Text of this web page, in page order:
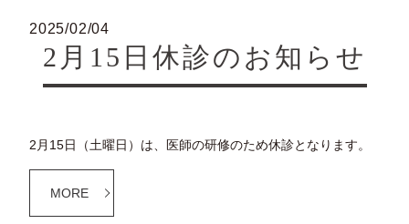
2025/02/04
2月15日休診のお知らせ
2月15日（土曜日）は、医師の研修のため休診となります。
MORE